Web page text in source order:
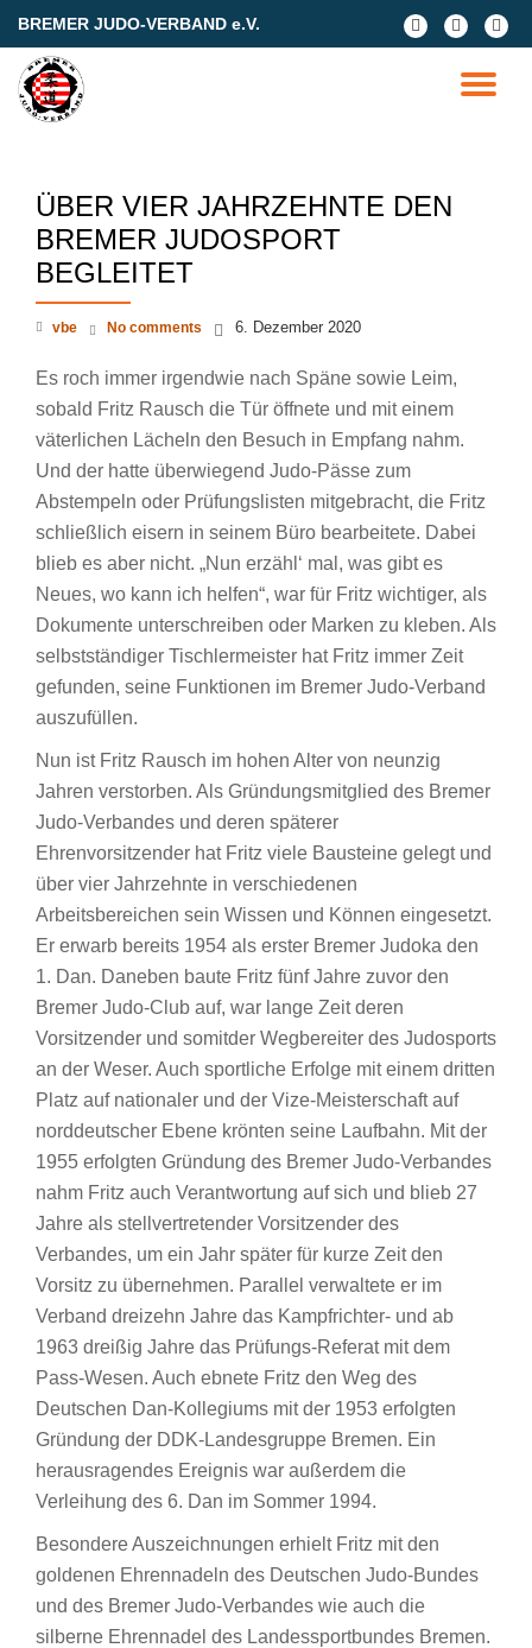
content
BREMER JUDO-VERBAND e.V.
fa-
facebook
fa-
facebook
fa-
google-
plus-
square
ÜBER VIER JAHRZEHNTE DEN
BREMER JUDOSPORT
BEGLEITET
vbe 6. Dezember 2020
No comments
Es roch immer irgendwie nach Späne sowie Leim,
sobald Fritz Rausch die Tür öffnete und mit einem
väterlichen Lächeln den Besuch in Empfang nahm.
Und der hatte überwiegend Judo-Pässe zum
Abstempeln oder Prüfungslisten mitgebracht, die Fritz
schließlich eisern in seinem Büro bearbeitete. Dabei
blieb es aber nicht. „Nun erzähl‘ mal, was gibt es
Neues, wo kann ich helfen“, war für Fritz wichtiger, als
Dokumente unterschreiben oder Marken zu kleben. Als
selbstständiger Tischlermeister hat Fritz immer Zeit
gefunden, seine Funktionen im Bremer Judo-Verband
auszufüllen.
Nun ist Fritz Rausch im hohen Alter von neunzig
Jahren verstorben. Als Gründungsmitglied des Bremer
Judo-Verbandes und deren späterer
Ehrenvorsitzender hat Fritz viele Bausteine gelegt und
über vier Jahrzehnte in verschiedenen
Arbeitsbereichen sein Wissen und Können eingesetzt.
Er erwarb bereits 1954 als erster Bremer Judoka den
1. Dan. Daneben baute Fritz fünf Jahre zuvor den
Bremer Judo-Club auf, war lange Zeit deren
Vorsitzender und somitder Wegbereiter des Judosports
an der Weser. Auch sportliche Erfolge mit einem dritten
Platz auf nationaler und der Vize-Meisterschaft auf
norddeutscher Ebene krönten seine Laufbahn. Mit der
1955 erfolgten Gründung des Bremer Judo-Verbandes
nahm Fritz auch Verantwortung auf sich und blieb 27
Jahre als stellvertretender Vorsitzender des
Verbandes, um ein Jahr später für kurze Zeit den
Vorsitz zu übernehmen. Parallel verwaltete er im
Verband dreizehn Jahre das Kampfrichter- und ab
1963 dreißig Jahre das Prüfungs-Referat mit dem
Pass-Wesen. Auch ebnete Fritz den Weg des
Deutschen Dan-Kollegiums mit der 1953 erfolgten
Gründung der DDK-Landesgruppe Bremen. Ein
herausragendes Ereignis war außerdem die
Verleihung des 6. Dan im Sommer 1994.
Besondere Auszeichnungen erhielt Fritz mit den
goldenen Ehrennadeln des Deutschen Judo-Bundes
und des Bremer Judo-Verbandes wie auch die
silberne Ehrennadel des Landessportbundes Bremen.